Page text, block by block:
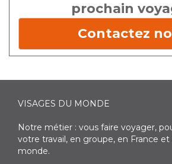
prochain
Contactez
VISAGES DU MONDE
Notre métier : vous faire voyager,
votre travail, en groupe, en France
monde.